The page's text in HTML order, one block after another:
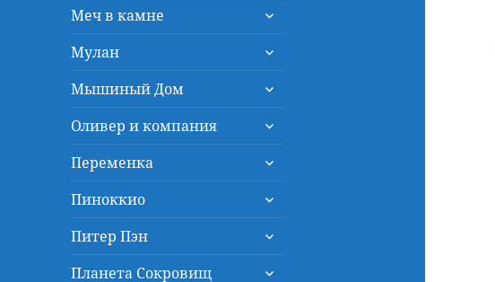
меню
Меч в камне
раскрыть
меню
Мулан
раскрыть
меню
Мышиный Дом
раскрыть
меню
Оливер и компания
раскрыть
меню
Переменка
раскрыть
меню
Пиноккио
раскрыть
меню
Питер Пэн
раскрыть
меню
Планета Сокровищ
раскрыть